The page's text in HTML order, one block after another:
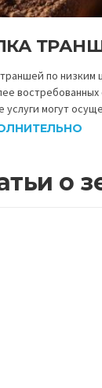
по низким
услуги могут
о